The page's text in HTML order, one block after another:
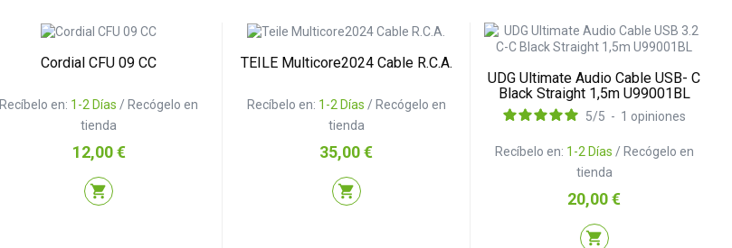
Cordial CFU 09 CC
Recíbelo en: 1-2 Días/ Recógelo en
tienda
Precio
12,00 €
shopping_cart
TEILE Multicore2024 Cable R.C.A.
Recíbelo en: 1-2 Días / Recógelo en
tienda
Precio
35,00 €
shopping_cart
UDG Ultimate Audio Cable USB- C
Black Straight 1,5m U99001BL
Recíbelo en: 1-2 Días / Recógelo en
tienda
5/5 - 1 opiniones
Precio
20,00 €
shopping_cart